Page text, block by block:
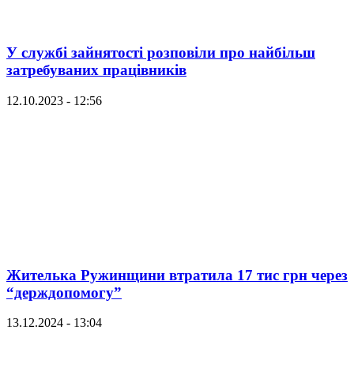
У службі зайнятості розповіли про найбільш
затребуваних працівників
12.10.2023 - 12:56
Жителька Ружинщини втратила 17 тис грн через
“держдопомогу”
13.12.2024 - 13:04